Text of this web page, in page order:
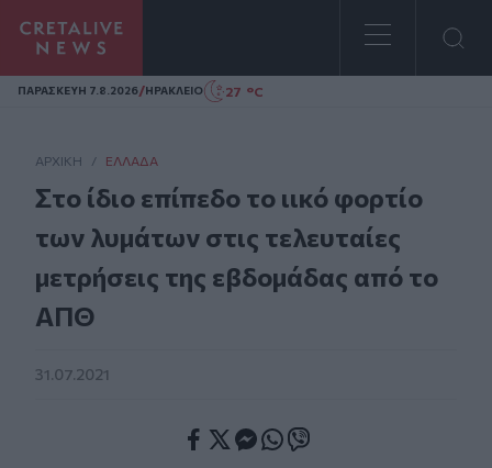
Homepage
ΠΑΡΑΣΚΕΥΗ 7.8.2026/ΗΡΑΚΛΕΙΟ 27 °C
ΑΡΧΙΚΗ / ΕΛΛΆΔΑ
Στο ίδιο επίπεδο το ιικό φορτίο
των λυμάτων στις τελευταίες
μετρήσεις της εβδομάδας από το
ΑΠΘ
31.07.2021